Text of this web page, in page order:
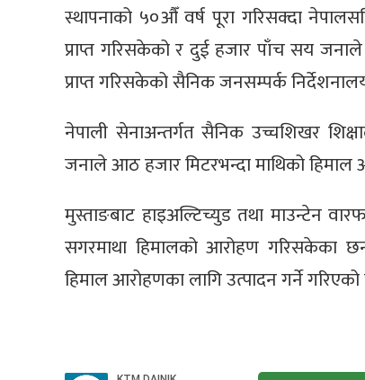
स्थापनाको ५०औँ वर्ष पूरा गरिसक्दा
प्राप्त गरिसकेको र दुई हजार पाँच सय
प्राप्त गरिसकेको सैनिक जनसम्पर्क
नेपाली सेनाअन्तर्गत सैनिक उच्चशिखर
जनाले आठ हजार मिटरभन्दा माथिको
मुस्ताङबाट हाइअल्टिच्युड तथा माउन्टेन
सगरमाथा हिमालको आरोहण गरिसकेका छन्
हिमाल आरोहणका लागि उत्पादन गर्ने